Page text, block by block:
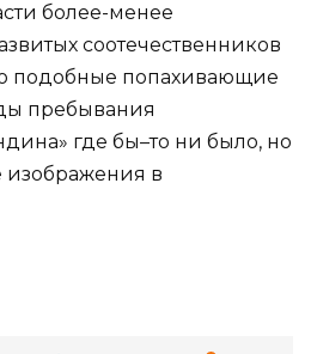
более-менее
соотечественников
подобные попахивающие
пребывания
где бы–то ни было, но
изображения в